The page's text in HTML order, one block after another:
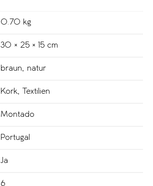
0.70 kg
30 × 25 × 15 cm
braun, natur
Kork, Textilien
Montado
Portugal
Ja
6